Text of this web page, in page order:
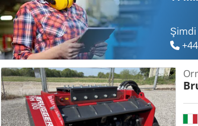
giriş hatası ve ön satış hakkı saklıdır. Csdpfxsy
Şimdi